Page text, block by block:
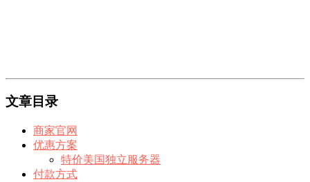
文章目录
商家官网
优惠方案
特价美国独立服务器
付款方式